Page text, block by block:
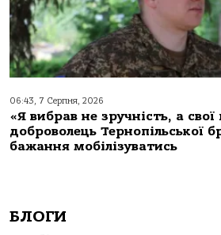
06:43, 7 Серпня, 2026
«Я вибрав не зручність, а
доброволець Тернопільської
бажання мобілізуватись
БЛОГИ